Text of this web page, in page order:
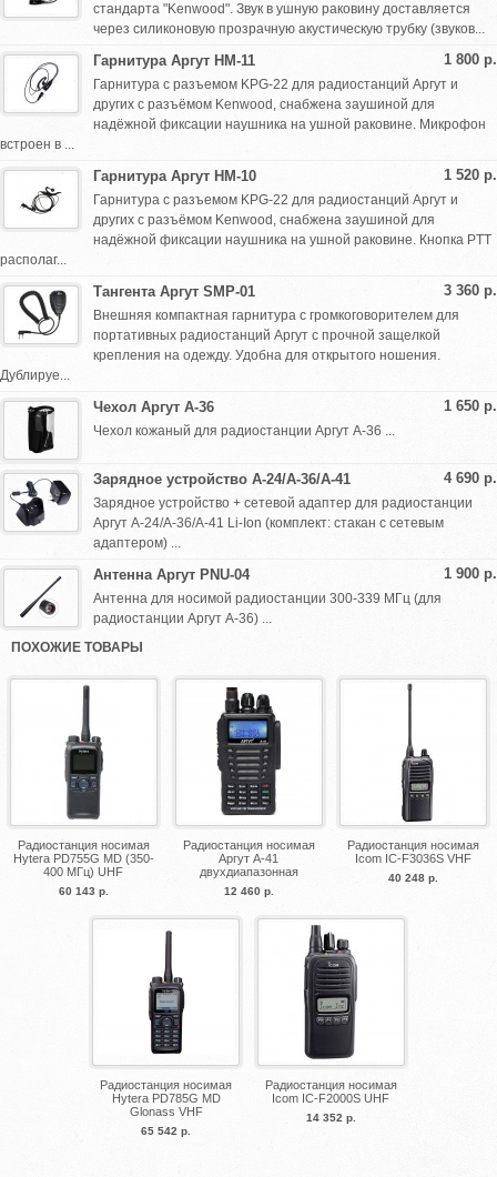
стандарта "Kenwood". Звук в ушную раковину доставляется
через силиконовую прозрачную акустическую трубку (звуков...
1 800 р.
Гарнитура Аргут HМ-11
Гарнитура с разъемом KPG-22 для радиостанций Аргут и
других с разъёмом Kenwood, снабжена заушиной для
надёжной фиксации наушника на ушной раковине. Микрофон
встроен в ...
1 520 р.
Гарнитура Аргут HМ-10
Гарнитура с разъемом KPG-22 для радиостанций Аргут и
других с разъёмом Kenwood, снабжена заушиной для
надёжной фиксации наушника на ушной раковине. Кнопка PTT
располаг...
3 360 р.
Тангента Аргут SMP-01
Внешняя компактная гарнитура с громкоговорителем для
портативных радиостанций Аргут с прочной защелкой
крепления на одежду. Удобна для открытого ношения.
Дублируе...
1 650 р.
Чехол Аргут A-36
Чехол кожаный для радиостанции Аргут А-36 ...
4 690 р.
Зарядное устройство А-24/А-36/А-41
Зарядное устройство + сетевой адаптер для радиостанции
Аргут А-24/А-36/А-41 Li-Ion (комплект: стакан с сетевым
адаптером) ...
1 900 р.
Антенна Аргут PNU-04
Антенна для носимой радиостанции 300-339 МГц (для
радиостанции Аргут A-36) ...
ПОХОЖИЕ ТОВАРЫ
Радиостанция носимая
Hytera PD755G MD (350-
400 МГц) UHF
60 143 р.
Радиостанция носимая
Аргут А-41
двухдиапазонная
12 460 р.
Радиостанция носимая
Icom IC-F3036S VHF
40 248 р.
Радиостанция носимая
Hytera PD785G MD
Glonass VHF
65 542 р.
Радиостанция носимая
Icom IC-F2000S UHF
14 352 р.